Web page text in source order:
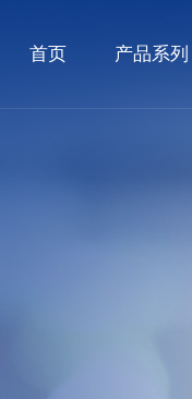
首页 产品系列